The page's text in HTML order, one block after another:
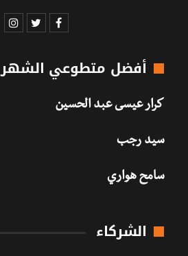
أفضل متطوعي الشهر
كرار عيسى عبد الحسين
سيد رجب
سامح هواري
الشركاء